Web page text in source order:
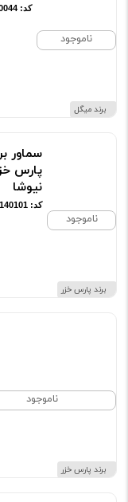
ناموجود
برند میگل
کد: 2903091600044
ناموجود
برند پارس خزر
سماور
پارس
نیوشا
کد: 91140101
ناموجود
برند پارس خزر